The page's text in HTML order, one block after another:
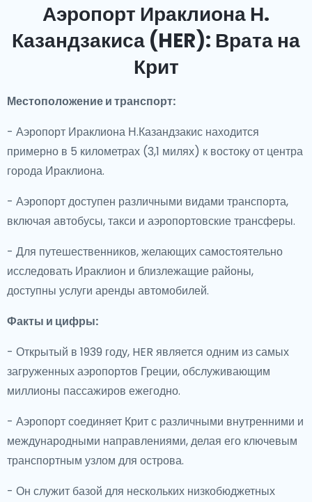
Аэропорт Ираклиона Н.
Казандзакиса (HER): Врата на
Крит
Местоположение и транспорт:
- Аэропорт Ираклиона Н.Казандзакис находится
примерно в 5 километрах (3,1 милях) к востоку от центра
города Ираклиона.
- Аэропорт доступен различными видами транспорта,
включая автобусы, такси и аэропортовские трансферы.
- Для путешественников, желающих самостоятельно
исследовать Ираклион и близлежащие районы,
доступны услуги аренды автомобилей.
Факты и цифры:
- Открытый в 1939 году, HER является одним из самых
загруженных аэропортов Греции, обслуживающим
миллионы пассажиров ежегодно.
- Аэропорт соединяет Крит с различными внутренними и
международными направлениями, делая его ключевым
транспортным узлом для острова.
- Он служит базой для нескольких низкобюджетных